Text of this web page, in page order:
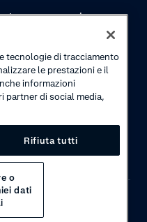
La nostra storia
Carriere
2026 Adyen
tecnologie di tracciamento
le prestazioni e il
informazioni
partner di social media,
Rifiuta tutti
o
dati